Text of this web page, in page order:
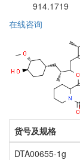
914.1719
在线咨询
货号及规格
DTA00655-1g